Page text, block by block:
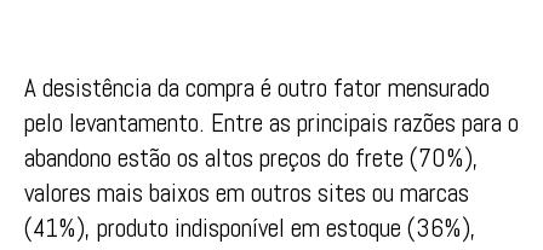
A desistência da compra é outro fator mensurado
pelo levantamento. Entre as principais razões para o
abandono estão os altos preços do frete (70%),
valores mais baixos em outros sites ou marcas
(41%), produto indisponível em estoque (36%),